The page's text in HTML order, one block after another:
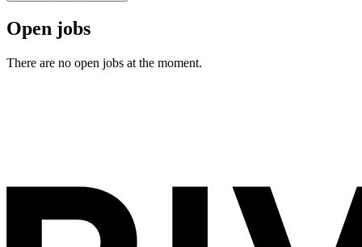
Open jobs
There are no open jobs at the moment.